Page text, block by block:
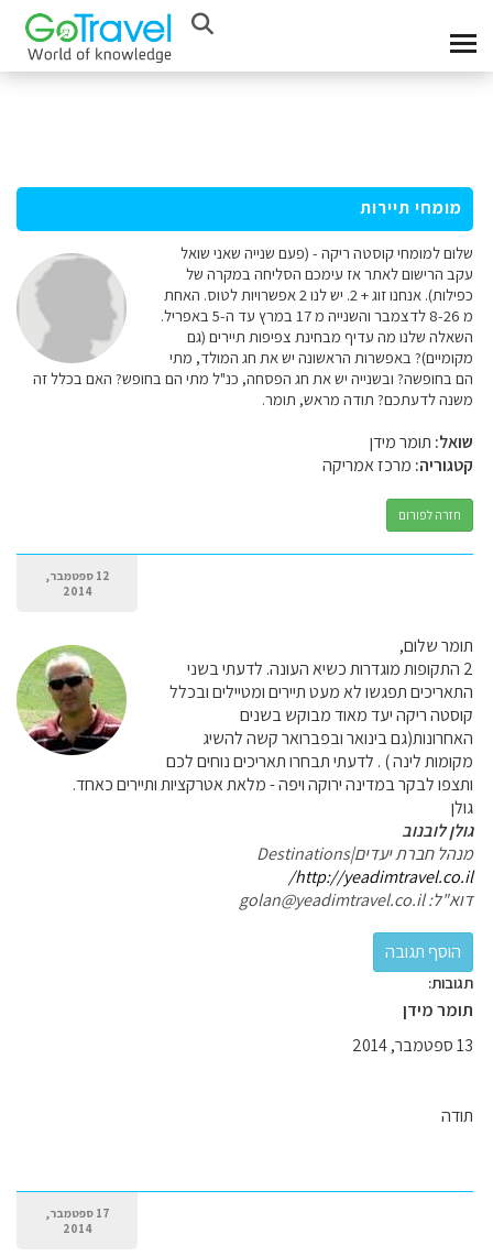
מומחי תיירות
שלום למומחי קוסטה ריקה - (פעם שנייה שאני שואל
עקב הרישום לאתר אז עימכם הסליחה במקרה של
כפילות). אנחנו זוג + 2. יש לנו 2 אפשרויות לטוס. האחת
מ 8-26 לדצמבר והשנייה מ 17 במרץ עד ה-5 באפריל.
השאלה שלנו מה עדיף מבחינת צפיפות תיירים (גם
מקומיים)? באפשרות הראשונה יש את חג המולד, מתי
הם בחופשה? ובשנייה יש את חג הפסחה, כנ"ל מתי הם בחופש? האם בכלל זה
משנה לדעתכם? תודה מראש, תומר.
שואל: תומר מידן
קטגוריה: מרכז אמריקה
חזרה לפורום
12 ספטמבר,
2014
תומר שלום,
2 התקופות מוגדרות כשיא העונה. לדעתי בשני
התאריכים תפגשו לא מעט תיירים ומטיילים ובכלל
קוסטה ריקה יעד מאוד מבוקש בשנים
האחרונות(גם בינואר ובפברואר קשה להשיג
מקומות לינה ) . לדעתי תבחרו תאריכים נוחים לכם
ותצפו לבקר במדינה ירוקה ויפה - מלאת אטרקציות ותיירים כאחד.
גולן
גולן לובנוב
מנהל חברת יעדים|Destinations
http://yeadimtravel.co.il/
דוא"ל: golan@yeadimtravel.co.il
תגובות:
תומר מידן
13 ספטמבר, 2014
תודה
17 ספטמבר,
2014